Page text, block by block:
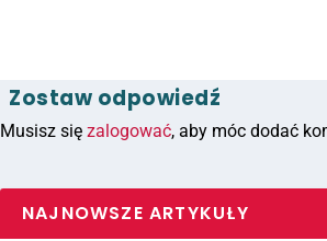
Zostaw odpowiedź
Musisz się zalogować, aby móc dodać
NAJNOWSZE ARTYKUŁY